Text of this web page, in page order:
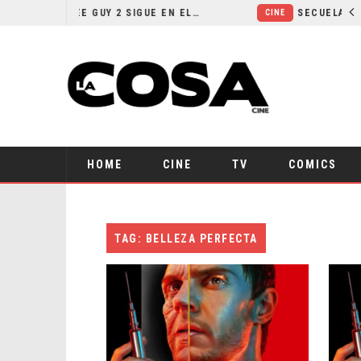
¿POR QUÉ FREE GUY 2 SIGUE EN EL LIMBO?
HOME CINE TV COMICS
TAG: BELLEZA PERFECTA